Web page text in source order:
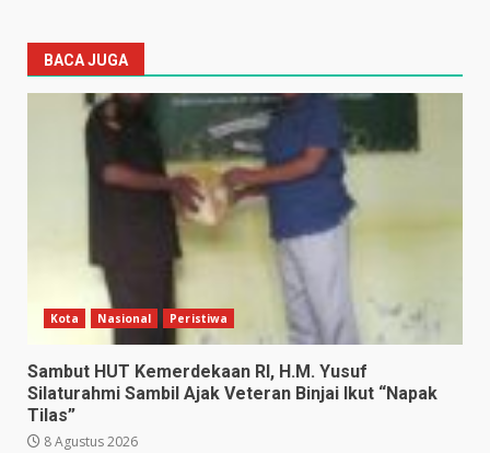
BACA JUGA
Kota Nasional Peristiwa
Sambut HUT Kemerdekaan RI, H.M. Yusuf
Silaturahmi Sambil Ajak Veteran Binjai Ikut “Napak
Tilas”
8 Agustus 2026